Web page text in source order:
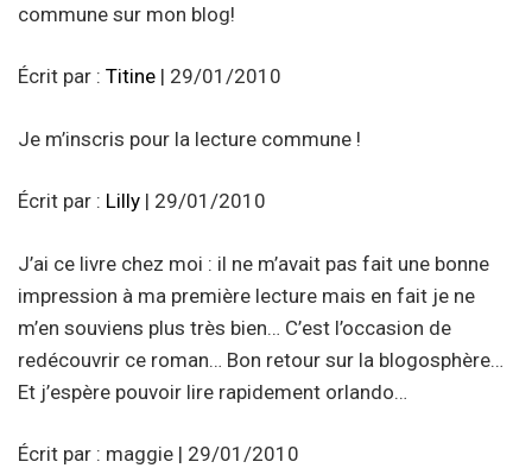
commune sur mon blog!
Écrit par : Titine | 29/01/2010
Je m’inscris pour la lecture commune !
Écrit par : Lilly | 29/01/2010
J’ai ce livre chez moi : il ne m’avait pas fait une bonne
impression à ma première lecture mais en fait je ne
m’en souviens plus très bien… C’est l’occasion de
redécouvrir ce roman… Bon retour sur la blogosphère…
Et j’espère pouvoir lire rapidement orlando…
Écrit par : maggie | 29/01/2010